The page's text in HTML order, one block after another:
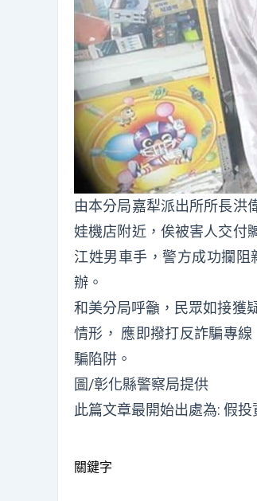
由本分局嘉犁派出所所長洪
娃機店附近，俟被害人交付
江姓男車手，警方成功攔
辦。
和美分局呼籲，民眾如接獲
情形， 應即撥打反詐騙專
騙陷阱。
圖/彰化縣警察局提供
此篇文章最開始出處為: 假
關鍵字